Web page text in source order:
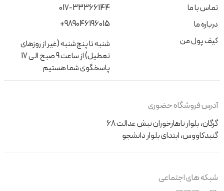
تماس با ما
درباره ما
کیف پول من
017-33366144
+989046196015
شنبه تا پنج‌شنبه (غیر از روزهای
تعطیل) از ساعت 9 صبح الی 17
پاسخگوی شما هستیم
آدرس فروشگاه حضوری
گرگان، بلوار ناهارخوران نبش عدالت 68
گنبدکاووس، ابتدای بلوار دانشجو
شبکه های اجتماعی